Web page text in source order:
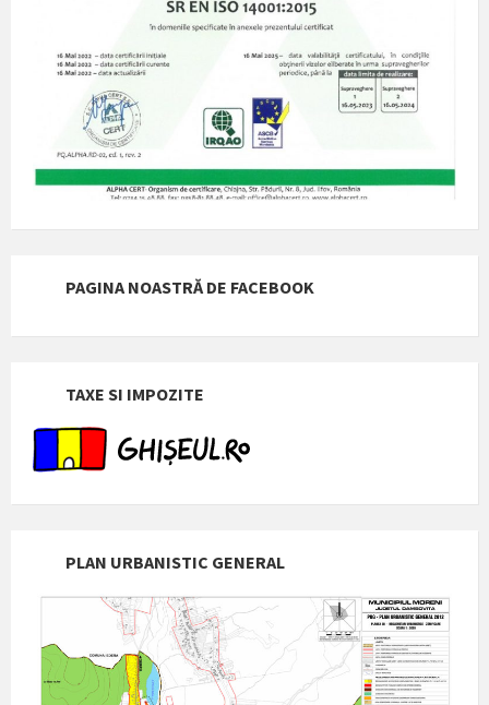
PAGINA NOASTRĂ DE FACEBOOK
TAXE SI IMPOZITE
PLAN URBANISTIC GENERAL